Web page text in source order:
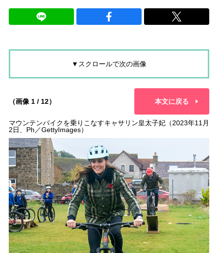
▼スクロールで次の画像
（画像 1 / 12） 本文に戻る
マウンテンバイクを乗りこなすキャサリン皇太子妃（2023年11月
2日、Ph／GettyImages）